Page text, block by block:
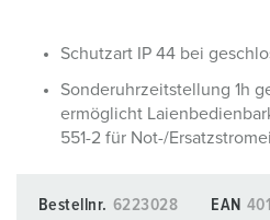
Schutzart IP 44 bei
Sonderuhrzeitstellung 1h
ermöglicht
551-2 für Not-/
Bestellnr. 6223028 EAN